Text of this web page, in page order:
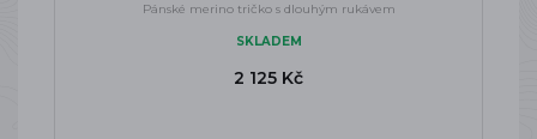
Pánské merino tričko s dlouhým rukávem
SKLADEM
2 125 Kč